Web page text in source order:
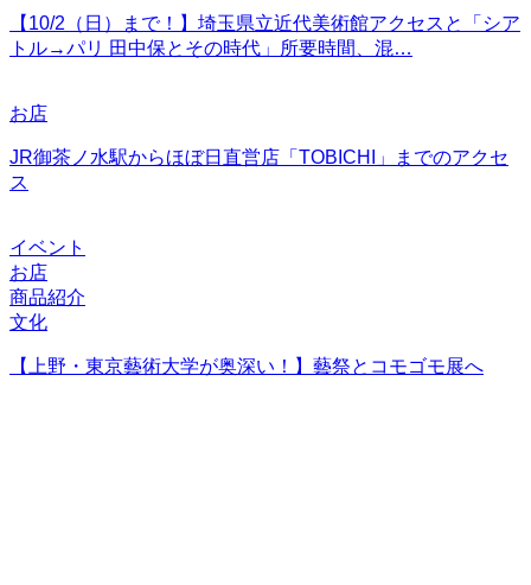
【10/2（日）まで！】埼玉県立近代美術館アクセスと「シア
トル→パリ 田中保とその時代」所要時間、混…
お店
JR御茶ノ水駅からほぼ日直営店「TOBICHI」までのアクセ
ス
イベント
お店
商品紹介
文化
【上野・東京藝術大学が奥深い！】藝祭とコモゴモ展へ